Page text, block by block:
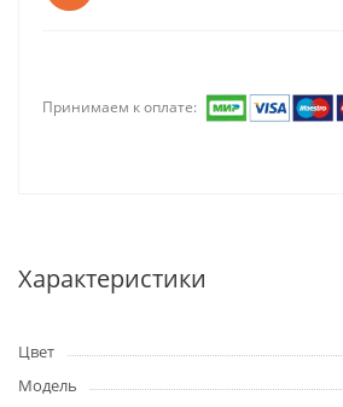
Принимаем к оплате:
Характеристики
Цвет
Модель